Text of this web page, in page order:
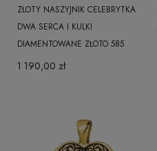
ZŁOTY NASZYJNIK CELEBRYTKA
DWA SERCA I KULKI
DIAMENTOWANE ZŁOTO 585
1 190,00 zł